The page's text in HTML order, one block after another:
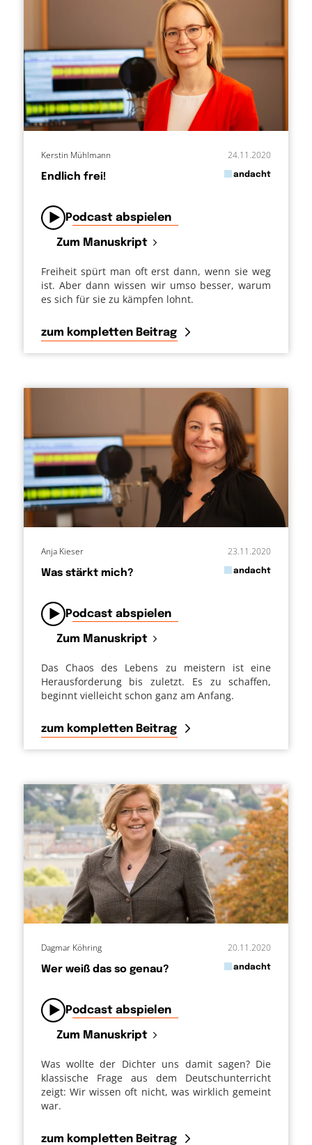
Endlich frei!
24.11.2020
inandacht
Kerstin Mühlmann
Podcast abspielen
Zum Manuskript
Freiheit spürt man oft erst dann, wenn sie weg
ist. Aber dann wissen wir umso besser, warum
es sich für sie zu kämpfen lohnt.
zum kompletten Beitrag
Was stärkt mich?
23.11.2020
inandacht
Anja Kieser
Podcast abspielen
Zum Manuskript
Das Chaos des Lebens zu meistern ist eine
Herausforderung bis zuletzt. Es zu schaffen,
beginnt vielleicht schon ganz am Anfang.
zum kompletten Beitrag
Wer weiß das so genau?
20.11.2020
inandacht
Dagmar Köhring
Podcast abspielen
Zum Manuskript
Was wollte der Dichter uns damit sagen? Die
klassische Frage aus dem Deutschunterricht
zeigt: Wir wissen oft nicht, was wirklich gemeint
war.
zum kompletten Beitrag